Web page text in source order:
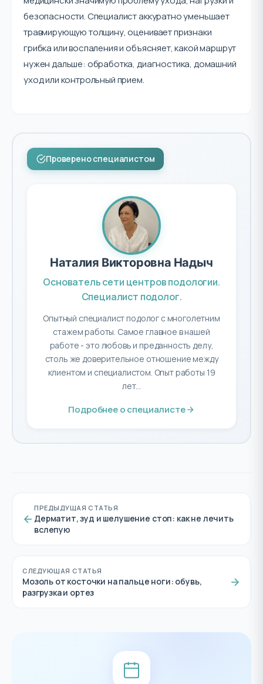
безопасности. Специалист аккуратно уменьшает
травмирующую толщину, оценивает признаки
грибка или воспаления и объясняет, какой маршрут
нужен дальше: обработка, диагностика, домашний
уход или контрольный прием.
Проверено специалистом
Наталия Викторовна Надыч
Основатель сети центров подологии.
Специалист подолог.
Опытный специалист подолог с многолетним
стажем работы. Самое главное в нашей
работе - это любовь и преданность делу,
столь же доверительное отношение между
клиентом и специалистом. Опыт работы 19
лет...
Подробнее о специалисте
ПРЕДЫДУЩАЯ СТАТЬЯ
Дерматит, зуд и шелушение стоп: как не лечить
вслепую
СЛЕДУЮЩАЯ СТАТЬЯ
Мозоль от косточки на пальце ноги: обувь,
разгрузка и ортез